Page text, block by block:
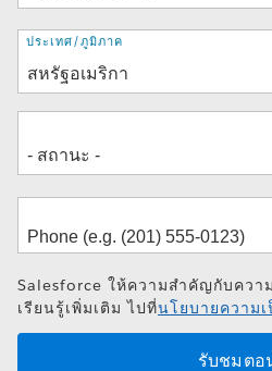
ที่
อยู่
ประเทศ/ภูมิภาค
Salesforce ให้ความสำคัญกับคว
เรียนรู้เพิ่มเติม ไปที่นโยบายความ